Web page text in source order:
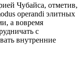
Чубайса, отметив,
operandi элитных
а вовремя
с
внутренние